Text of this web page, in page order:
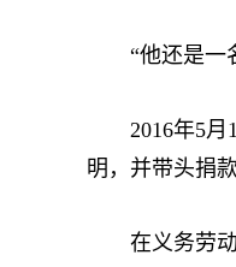
“他还是一名
2016年5月10
明，并带头捐
在义务劳动